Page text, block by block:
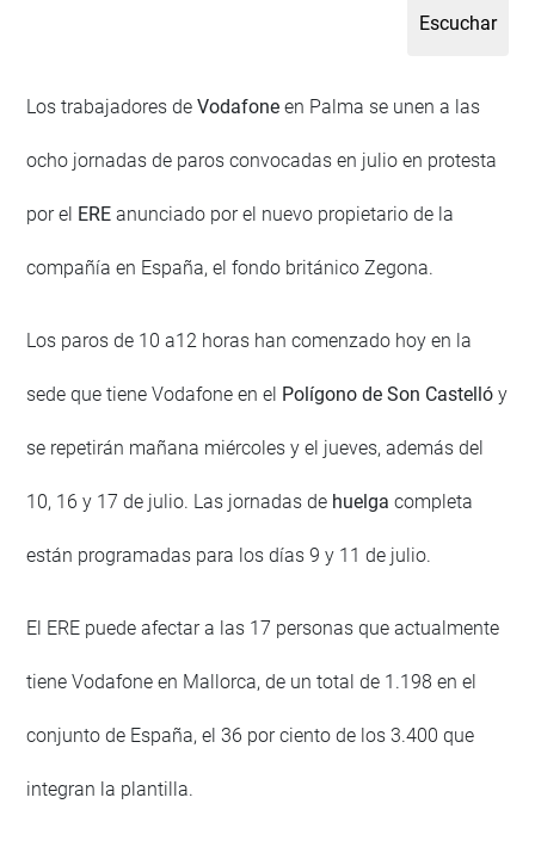
Los trabajadores deVodafone en Palma se unen a las
ocho jornadas de paros convocadas en julio en protesta
por el ERE anunciado por el nuevo propietario de la
compañía en España, el fondo británico Zegona.
Los paros de 10 a12 horas han comenzado hoy en la
sede que tiene Vodafone en el Polígono de Son Castelló y
se repetirán mañana miércoles y el jueves, además del
10, 16 y 17 de julio. Las jornadas de huelga completa
están programadas para los días 9 y 11 de julio.
El ERE puede afectar a las 17 personas que actualmente
tiene Vodafone en Mallorca, de un total de 1.198 en el
conjunto de España, el 36 por ciento de los 3.400 que
integran la plantilla.